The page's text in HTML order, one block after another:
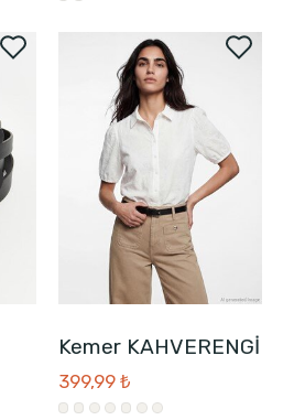
Kemer KAHVERENGİ
399,99 ₺